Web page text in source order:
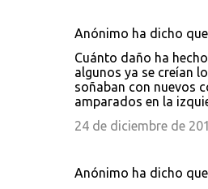
Anónimo ha dicho
Cuánto daño ha
algunos ya se creían
soñaban con nuevos
amparados en la
24 de diciembre de
Anónimo ha dicho